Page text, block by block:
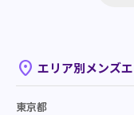
place エリア別メンズ
東京都